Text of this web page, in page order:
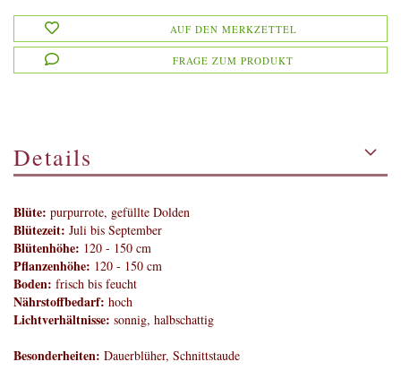
AUF DEN MERKZETTEL
FRAGE ZUM PRODUKT
Details
Blüte: purpurrote, gefüllte Dolden
Blütezeit: Juli bis September
Blütenhöhe: 120 - 150 cm
Pflanzenhöhe: 120 - 150 cm
Boden: frisch bis feucht
Nährstoffbedarf: hoch
Lichtverhältnisse: sonnig, halbschattig
Besonderheiten: Dauerblüher, Schnittstaude